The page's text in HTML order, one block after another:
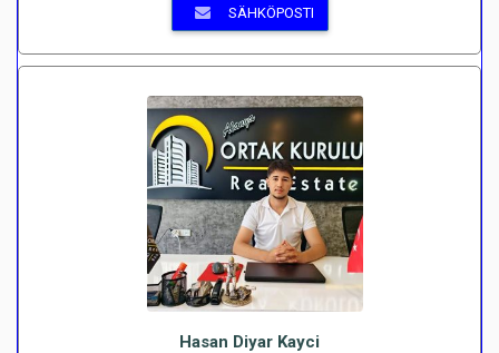
SÄHKÖPOSTI
Hasan Diyar Kayci